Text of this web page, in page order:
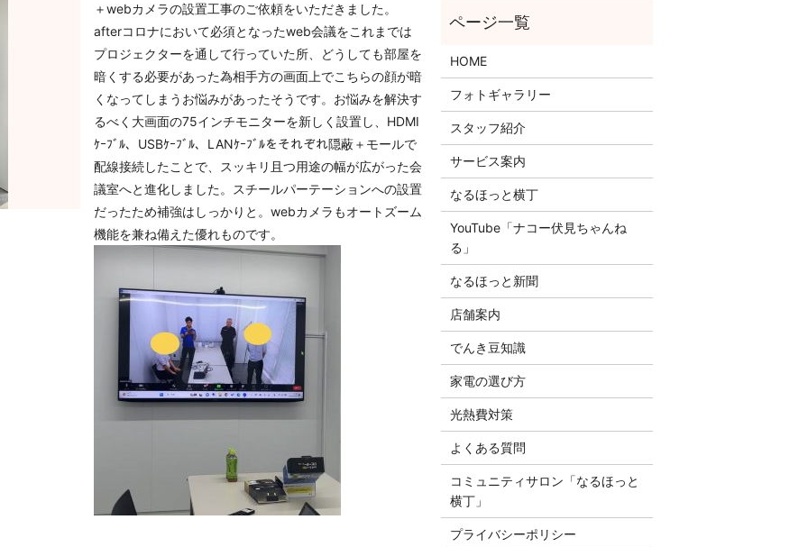
＋webカメラの設置工事のご依頼をいただきました。
afterコロナにおいて必須となったweb会議をこれまでは
プロジェクターを通して行っていた所、どうしても部屋を
暗くする必要があった為相手方の画面上でこちらの顔が暗
くなってしまうお悩みがあったそうです。お悩みを解決す
るべく大画面の75インチモニターを新しく設置し、HDMI
ｹｰﾌﾞﾙ、USBｹｰﾌﾞﾙ、LANｹｰﾌﾞﾙをそれぞれ隠蔽＋モールで
配線接続したことで、スッキリ且つ用途の幅が広がった会
議室へと進化しました。スチールパーテーションへの設置
だったため補強はしっかりと。webカメラもオートズーム
機能を兼ね備えた優れものです。
HOME
フォトギャラリー
スタッフ紹介
サービス案内
なるほっと横丁
YouTube「ナコー伏見ちゃんね
る」
なるほっと新聞
店舗案内
でんき豆知識
家電の選び方
光熱費対策
よくある質問
コミュニティサロン「なるほっと
横丁」
プライバシーポリシー